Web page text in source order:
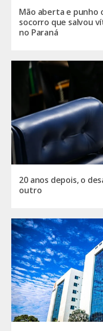
Mão aberta e punho
socorro que salvou
no Paraná
20 anos depois, o
outro